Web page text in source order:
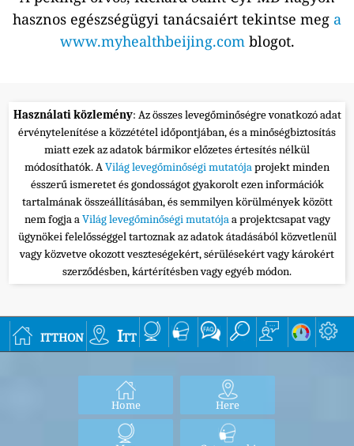
hasznos egészségügyi tanácsaiért tekintse meg a
www.myhealthbeijing.comblogot.
Használati közlemény: Az összes levegőminőségre vonatkozó adat
érvénytelenítése a közzététel időpontjában, és a minőségbiztosítás
miatt ezek az adatok bármikor előzetes értesítés nélkül
módosíthatók. AVilág levegőminőségi mutatójaprojekt minden
ésszerű ismeretet és gondosságot gyakorolt ezen információk
tartalmának összeállításában, és semmilyen körülmények között
nem fogja aVilág levegőminőségi mutatójaa projektcsapat vagy
ügynökei felelősséggel tartoznak az adatok átadásából közvetlenül
vagy közvetve okozott veszteségekért, sérülésekért vagy károkért
szerződésben, kártérítésben vagy egyéb módon.
itthon Itt
Home Here